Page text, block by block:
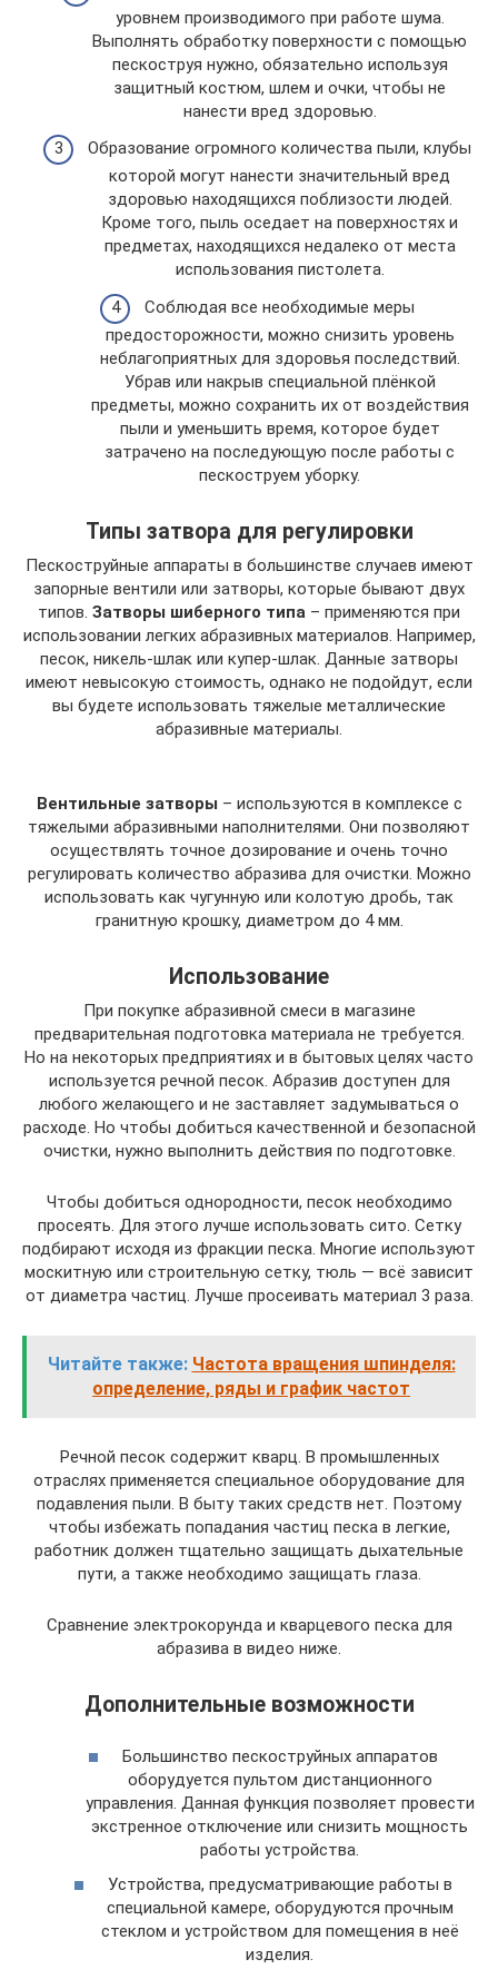
уровнем производимого при работе шума.
Выполнять обработку поверхности с помощью
пескоструя нужно, обязательно используя
защитный костюм, шлем и очки, чтобы не
нанести вред здоровью.
Образование огромного количества пыли, клубы
которой могут нанести значительный вред
здоровью находящихся поблизости людей.
Кроме того, пыль оседает на поверхностях и
предметах, находящихся недалеко от места
использования пистолета.
Соблюдая все необходимые меры
предосторожности, можно снизить уровень
неблагоприятных для здоровья последствий.
Убрав или накрыв специальной плёнкой
предметы, можно сохранить их от воздействия
пыли и уменьшить время, которое будет
затрачено на последующую после работы с
пескоструем уборку.
Типы затвора для регулировки
Пескоструйные аппараты в большинстве случаев имеют
запорные вентили или затворы, которые бывают двух
типов. Затворы шиберного типа – применяются при
использовании легких абразивных материалов. Например,
песок, никель-шлак или купер-шлак. Данные затворы
имеют невысокую стоимость, однако не подойдут, если
вы будете использовать тяжелые металлические
абразивные материалы.
Вентильные затворы – используются в комплексе с
тяжелыми абразивными наполнителями. Они позволяют
осуществлять точное дозирование и очень точно
регулировать количество абразива для очистки. Можно
использовать как чугунную или колотую дробь, так
гранитную крошку, диаметром до 4 мм.
Использование
При покупке абразивной смеси в магазине
предварительная подготовка материала не требуется.
Но на некоторых предприятиях и в бытовых целях часто
используется речной песок. Абразив доступен для
любого желающего и не заставляет задумываться о
расходе. Но чтобы добиться качественной и безопасной
очистки, нужно выполнить действия по подготовке.
Чтобы добиться однородности, песок необходимо
просеять. Для этого лучше использовать сито. Сетку
подбирают исходя из фракции песка. Многие используют
москитную или строительную сетку, тюль — всё зависит
от диаметра частиц. Лучше просеивать материал 3 раза.
Читайте также: Частота вращения шпинделя:
определение, ряды и график частот
Речной песок содержит кварц. В промышленных
отраслях применяется специальное оборудование для
подавления пыли. В быту таких средств нет. Поэтому
чтобы избежать попадания частиц песка в легкие,
работник должен тщательно защищать дыхательные
пути, а также необходимо защищать глаза.
Сравнение электрокорунда и кварцевого песка для
абразива в видео ниже.
Дополнительные возможности
Большинство пескоструйных аппаратов
оборудуется пультом дистанционного
управления. Данная функция позволяет провести
экстренное отключение или снизить мощность
работы устройства.
Устройства, предусматривающие работы в
специальной камере, оборудуются прочным
стеклом и устройством для помещения в неё
изделия.